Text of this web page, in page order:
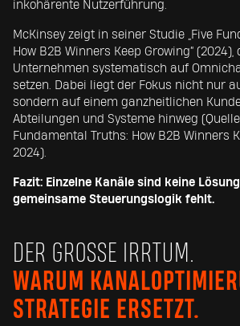
inkohärente Nutzerführung.
McKinsey zeigt in seiner Studie „Five
How B2B Winners Keep Growing“
Unternehmen systematisch auf
setzen. Dabei liegt der Fokus nicht nur
sondern auf einem ganzheitlichen
Abteilungen und Systeme hinweg
Fundamental Truths: How B2B Winners
2024).
Fazit: Einzelne Kanäle sind keine
gemeinsame Steuerungslogik fehlt.
DER GROSSE IRRTUM.
WARUM
STRATEGIE ERSETZT.